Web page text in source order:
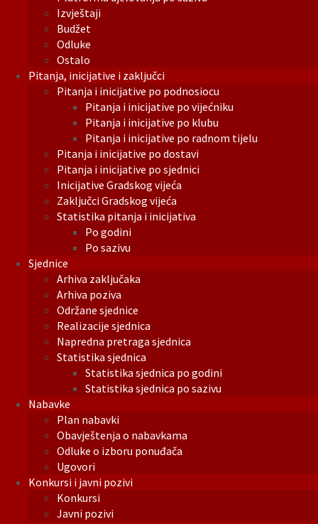
Izvještaji
Budžet
Odluke
Ostalo
Pitanja, inicijative i zaključci
Pitanja i inicijative po podnosiocu
Pitanja i inicijative po vijećniku
Pitanja i inicijative po klubu
Pitanja i inicijative po radnom tijelu
Pitanja i inicijative po dostavi
Pitanja i inicijative po sjednici
Inicijative Gradskog vijeća
Zaključci Gradskog vijeća
Statistika pitanja i inicijativa
Po godini
Po sazivu
Sjednice
Arhiva zaključaka
Arhiva poziva
Održane sjednice
Realizacije sjednica
Napredna pretraga sjednica
Statistika sjednica
Statistika sjednica po godini
Statistika sjednica po sazivu
Nabavke
Plan nabavki
Obavještenja o nabavkama
Odluke o izboru ponuđača
Ugovori
Konkursi i javni pozivi
Konkursi
Javni pozivi